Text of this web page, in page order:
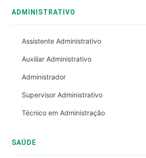
ADMINISTRATIVO
Assistente Administrativo
Auxiliar Administrativo
Administrador
Supervisor Administrativo
Técnico em Administração
SAÚDE